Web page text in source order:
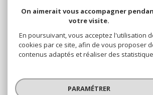
© 2026 | Tous droits réservés
On aimerait vous accompagner
votre visite.
En poursuivant, vous acceptez l'utilisation
cookies par ce site, afin de vous proposer
contenus adaptés et réaliser des
PARAMÉTRER